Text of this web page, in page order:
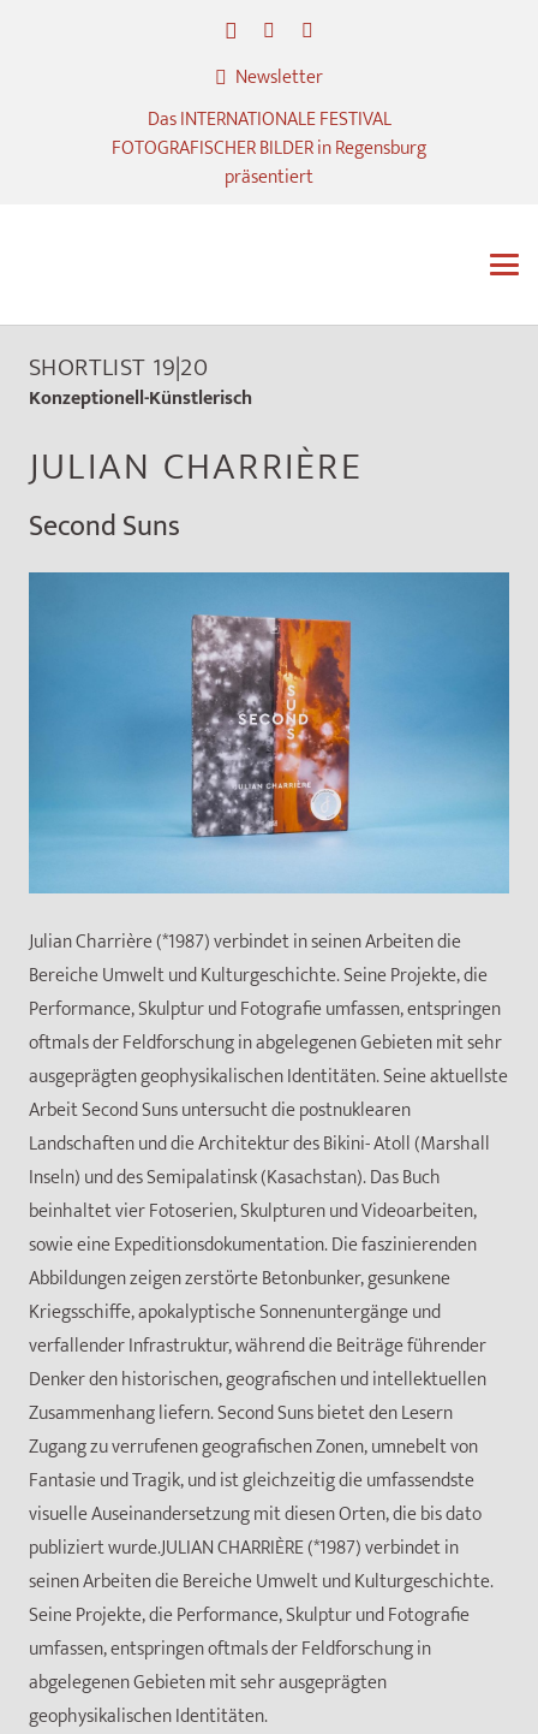
Newsletter
Das INTERNATIONALE FESTIVAL
FOTOGRAFISCHER BILDER in Regensburg
präsentiert
SHORTLIST 19|20
Konzeptionell-Künstlerisch
JULIAN CHARRIÈRE
Second Suns
Julian Charrière (*1987) verbindet in seinen Arbeiten die
Bereiche Umwelt und Kulturgeschichte. Seine Projekte, die
Performance, Skulptur und Fotografie umfassen, entspringen
oftmals der Feldforschung in abgelegenen Gebieten mit sehr
ausgeprägten geophysikalischen Identitäten. Seine aktuellste
Arbeit Second Suns untersucht die postnuklearen
Landschaften und die Architektur des Bikini- Atoll (Marshall
Inseln) und des Semipalatinsk (Kasachstan). Das Buch
beinhaltet vier Fotoserien, Skulpturen und Videoarbeiten,
sowie eine Expeditionsdokumentation. Die faszinierenden
Abbildungen zeigen zerstörte Betonbunker, gesunkene
Kriegsschiffe, apokalyptische Sonnenuntergänge und
verfallender Infrastruktur, während die Beiträge führender
Denker den historischen, geografischen und intellektuellen
Zusammenhang liefern. Second Suns bietet den Lesern
Zugang zu verrufenen geografischen Zonen, umnebelt von
Fantasie und Tragik, und ist gleichzeitig die umfassendste
visuelle Auseinandersetzung mit diesen Orten, die bis dato
publiziert wurde.JULIAN CHARRIÈRE (*1987) verbindet in
seinen Arbeiten die Bereiche Umwelt und Kulturgeschichte.
Seine Projekte, die Performance, Skulptur und Fotografie
umfassen, entspringen oftmals der Feldforschung in
abgelegenen Gebieten mit sehr ausgeprägten
geophysikalischen Identitäten.